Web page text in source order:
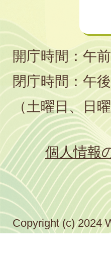
開庁時間：午
閉庁時間：午
（土曜日、日
個人情報
Copyright (c) 2024